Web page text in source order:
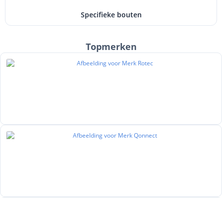
Specifieke bouten
Topmerken